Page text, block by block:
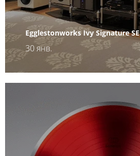
Egglestonworks Ivy Signature SE
30 янв.